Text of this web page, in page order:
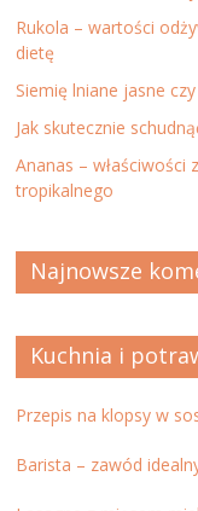
Rukola – wartości
dietę
Siemię lniane jasne
Jak skutecznie
Ananas –
tropikalnego
Najnowsze
Kuchnia i
Przepis na klopsy w
Barista – zawód